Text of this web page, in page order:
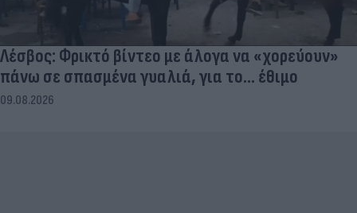
Λέσβος: Φρικτό βίντεο με άλογα να «χορεύουν»
πάνω σε σπασμένα γυαλιά, για το... έθιμο
09.08.2026